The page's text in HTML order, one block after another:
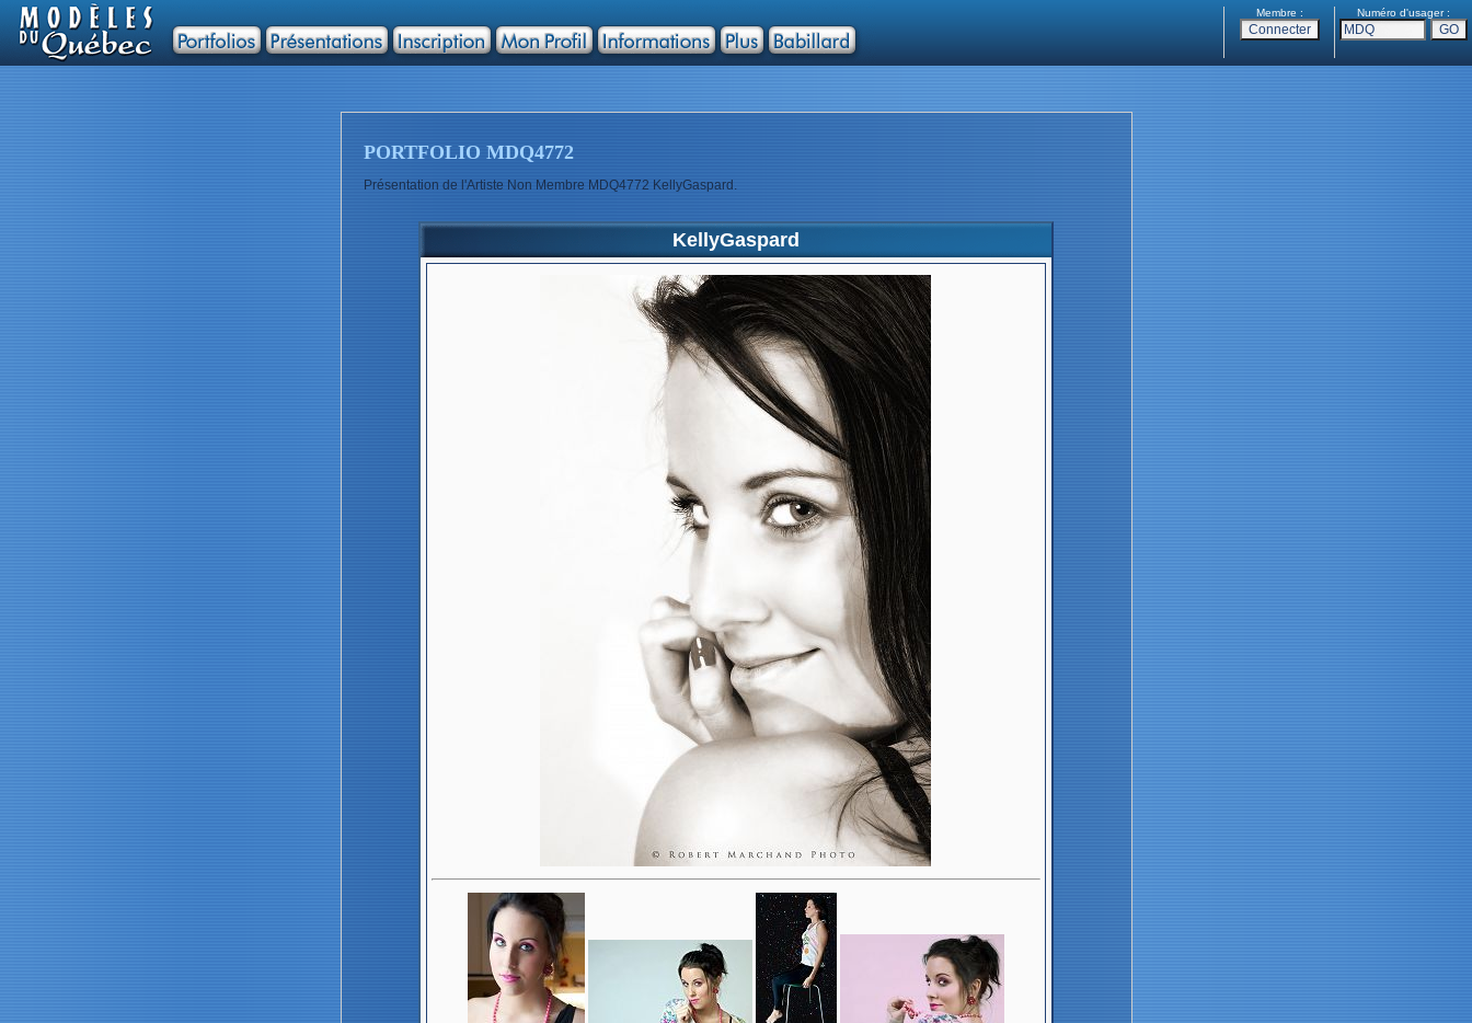
Membre : Numéro d'usager :
PORTFOLIO MDQ4772
Présentation de l'Artiste Non Membre MDQ4772 KellyGaspard.
KellyGaspard